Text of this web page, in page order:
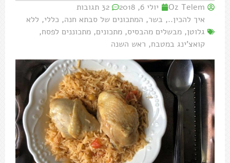
Oz Telem יולי 6, 2018
32 תגובות
איך להכין.., בשר, המתכונים של סבתא חנה, כללי, ללא
גלוטן, מבשלים מהבסיס, מתכונים, מתכוננים לפסח,
קואצ'ינג במטבח, ראש השנה